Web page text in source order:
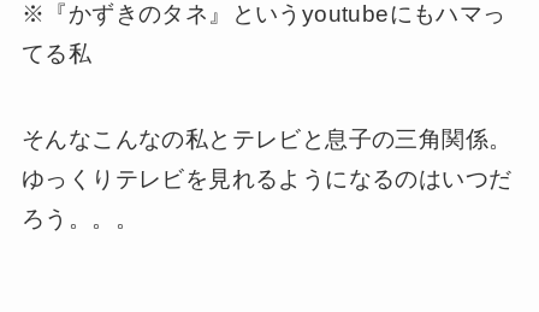
※『かずきのタネ』というyoutubeにもハマっ
てる私
そんなこんなの私とテレビと息子の三角関係。
ゆっくりテレビを見れるようになるのはいつだ
ろう。。。